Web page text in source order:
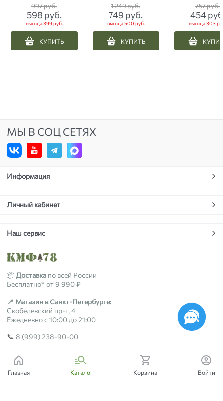
997 руб.
598 руб.
выгода399 руб.
КУПИТЬ
1 249 руб.
749 руб.
выгода500 руб.
КУПИТЬ
757 руб.
454
выгода303
МЫ В СОЦ СЕТЯХ
Информация
Личный кабинет
Наш сервис
📦Доставка по всей России
Бесплатно* от 9 990 ₽
📍 Магазин в Санкт-Петербурге:
Скобелевский пр-т, 4
Ежедневно с 10:00 до 21:00
📞 8 (999) 238-90-00
2018-2026 © kmf78.ru
Главная Каталог Корзина Войти